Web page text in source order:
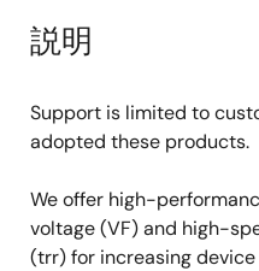
説明
Support is limited to
adopted these products.
We offer high-
voltage (VF) and high-
(trr) for increasing